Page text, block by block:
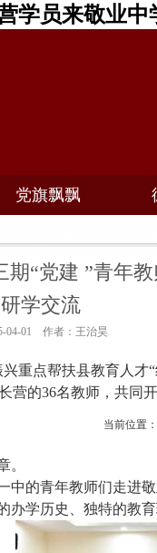
学员来敬业
党旗飘飘
当前位置：
期“党建 ”青年
学交流
04-01 作者：王治昊
重点帮扶县教育人才“
营的36名教师，共同
。
中的青年教师们走进
办学历史、独特的教